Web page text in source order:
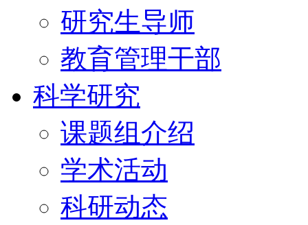
研究生导师
教育管理干部
科学研究
课题组介绍
学术活动
科研动态